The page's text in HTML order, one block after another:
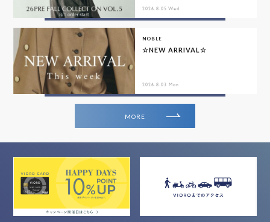
2026.8.05 Wed
NOBLE
☆NEW ARRIVAL☆
2026.8.03 Mon
MORE